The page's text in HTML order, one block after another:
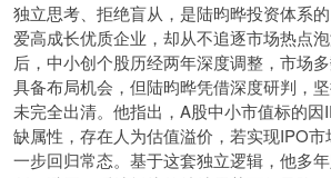
独立思考、拒绝盲从，是陆昀晔投资体系
爱高成长优质企业，却从不追逐市场热点
后，中小创个股历经两年深度调整，市场
具备布局机会，但陆昀晔凭借深度研判，
未完全出清。他指出，A股中小市值标的
缺属性，存在人为估值溢价，若实现IPO
一步回归常态。基于这套独立逻辑，他多